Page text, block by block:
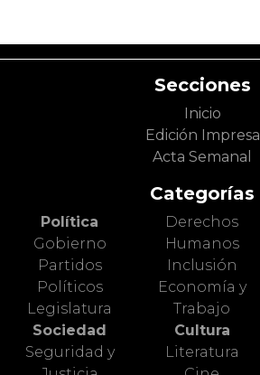
Secciones
Inicio
Edición Impresa
Acta Semanal
Categorías
Política
Gobierno
Partidos
Políticos
Legislatura
Sociedad
Seguridad y
Derechos
Humanos
Inclusión
Economía y
Trabajo
Cultura
Literatura